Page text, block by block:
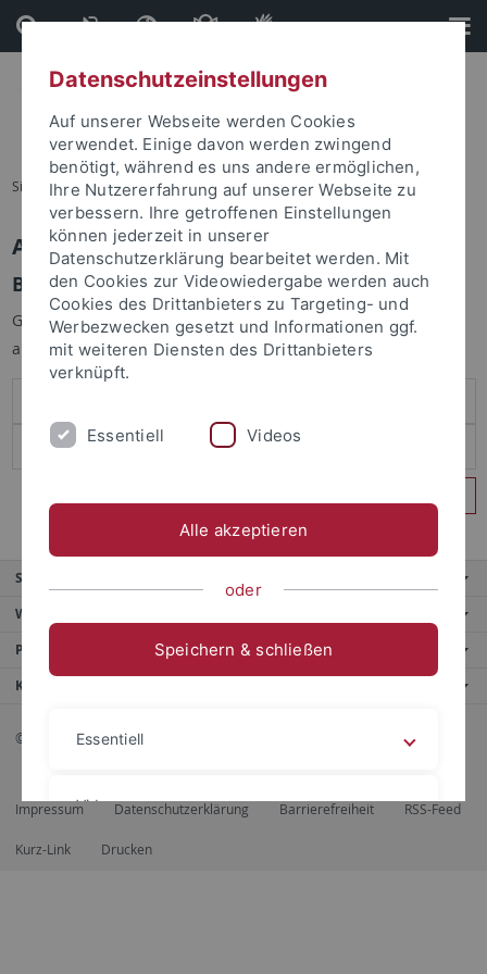
Direkt
zum
Inhalt
Direkt
zur
Fußleiste
Sie sind hier: Startseite
Anmelden
Benutzeranmeldung
Geben Sie Ihren Benutzernamen und Ihr Passwort an um sich
anzumelden:
Service
Weitere Angebote
Portale
Kontaktinfo
© 2026 Eberhard Karls Universität Tübingen, Tübingen
Impressum Datenschutzerklärung Barrierefreiheit RSS-Feed
Kurz-Link Drucken
Datenschutzeinstellungen
Auf unserer Webseite werden Cookies
verwendet. Einige davon werden zwingend
benötigt, während es uns andere ermöglichen,
Ihre Nutzererfahrung auf unserer Webseite zu
verbessern. Ihre getroffenen Einstellungen
können jederzeit in unserer
Datenschutzerklärung bearbeitet werden. Mit
den Cookies zur Videowiedergabe werden auch
Cookies des Drittanbieters zu Targeting- und
Werbezwecken gesetzt und Informationen ggf.
mit weiteren Diensten des Drittanbieters
verknüpft.
Essentiell Videos
Alle akzeptieren
oder
Speichern & schließen
Essentiell
Videos